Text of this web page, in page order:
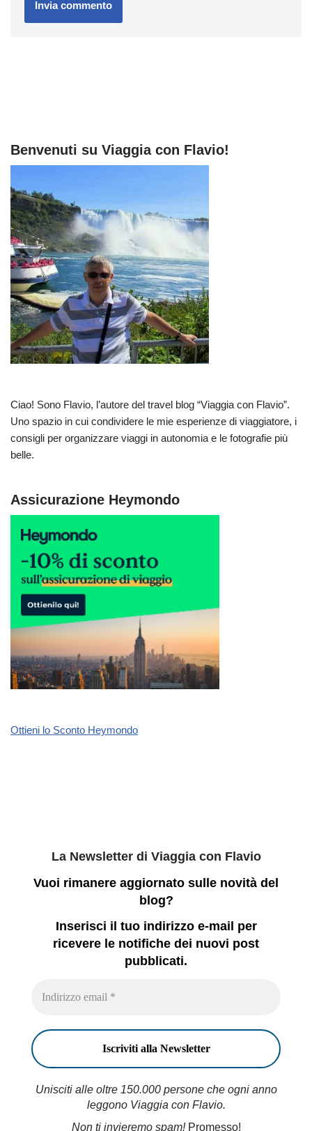
Benvenuti su Viaggia con Flavio!
Ciao! Sono Flavio, l’autore del travel blog “Viaggia con Flavio”.
Uno spazio in cui condividere le mie esperienze di viaggiatore, i
consigli per organizzare viaggi in autonomia e le fotografie più
belle.
Assicurazione Heymondo
Ottieni lo Sconto Heymondo
La Newsletter di Viaggia con Flavio
Vuoi rimanere aggiornato sulle novità del
blog?
Inserisci il tuo indirizzo e-mail per
ricevere le notifiche dei nuovi post
pubblicati.
Unisciti alle oltre 150.000 persone che ogni anno
leggono Viaggia con Flavio.
Non ti invieremo spam!Promesso!